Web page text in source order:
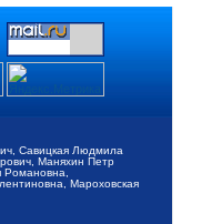
Савицкая Людмила
Маняхин Петр
Мароховская